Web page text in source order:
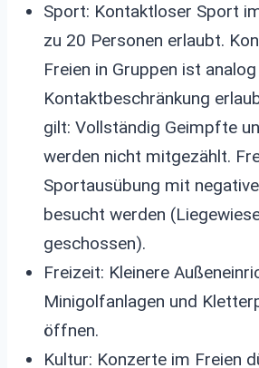
Sport: Kontaktloser Sport
zu 20 Personen erlaubt.
Freien in Gruppen ist
Kontaktbeschränkung
gilt: Vollständig Geimpfte
werden nicht mitgezählt.
Sportausübung mit
besucht werden
geschossen).
Freizeit: Kleinere
Minigolfanlagen und
öffnen.
Kultur: Konzerte im Freien